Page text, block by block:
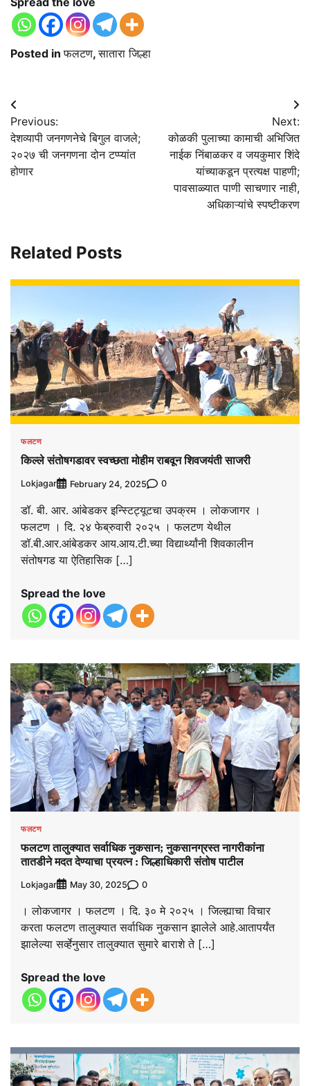
Posted inफलटण,सातारा जिल्हा
Post
navigation
Previous:
देशव्यापी जनगणनेचे बिगुल वाजले;
२०२७ ची जनगणना दोन टप्प्यांत
होणार
Next:
कोळकी पुलाच्या कामाची अभिजित
नाईक निंबाळकर व जयकुमार शिंदे
यांच्याकडून प्रत्यक्ष पाहणी;
पावसाळ्यात पाणी साचणार नाही,
अधिकाऱ्यांचे स्पष्टीकरण
Related Posts
फलटण
किल्ले संतोषगडावर स्वच्छता मोहीम राबवून शिवजयंती साजरी
Lokjagar February 24, 2025 0
डॉ. बी. आर. आंबेडकर इन्स्टिट्यूटचा उपक्रम । लोकजागर ।
फलटण । दि. २४ फेब्रुवारी २०२५ । फलटण येथील
डॉ.बी.आर.आंबेडकर आय.आय.टी.च्या विद्यार्थ्यांनी शिवकालीन
संतोषगड या ऐतिहासिक […]
Spread the love
फलटण
फलटण तालुक्यात सर्वाधिक नुकसान; नुकसानग्रस्त नागरीकांना
तातडीने मदत देण्याचा प्रयत्न : जिल्हाधिकारी संतोष पाटील
Lokjagar May 30, 2025 0
। लोकजागर । फलटण । दि. ३० मे २०२५ । जिल्ह्याचा विचार
करता फलटण तालुक्यात सर्वाधिक नुकसान झालेले आहे.आतापर्यंत
झालेल्या सर्व्हेनुसार तालुक्यात सुमारे बाराशे ते […]
Spread the love